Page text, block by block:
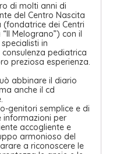
di molti anni di
del Centro Nascita
dei Centri
Melograno”) con il
in
pediatrica
preziosa esperienza.
abbinare il diario
anche il cd
genitori semplice e di
informazioni per
accogliente e
armonioso del
a riconoscere le